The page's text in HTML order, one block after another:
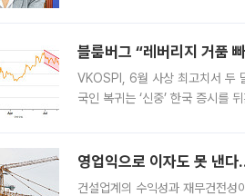
블룸버그 “레버리지 거품
VKOSPI, 6월 사상 최고치서 두
국인 복귀는 ‘신중’ 한국 증시를
영업익으로 이자도 못 낸
건설업계의 수익성과 재무건전